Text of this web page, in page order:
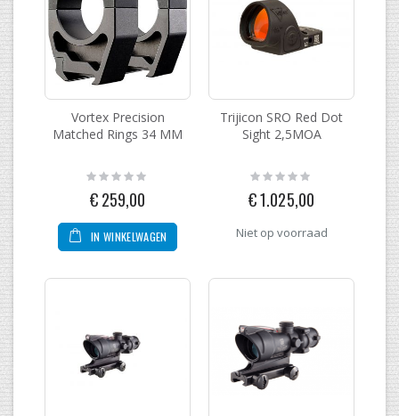
Vortex Precision
Matched Rings 34 MM
Rating:
0%
€ 259,00
IN WINKELWAGEN
Trijicon SRO Red Dot
Sight 2,5MOA
Rating:
0%
€ 1.025,00
Niet op voorraad